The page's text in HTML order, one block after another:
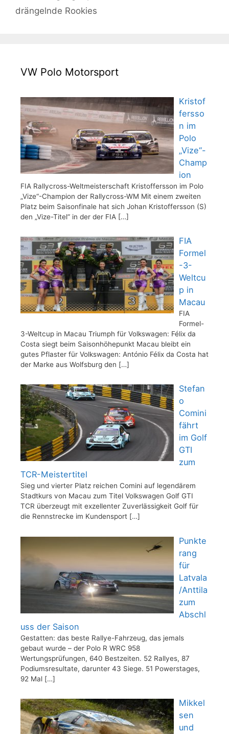
drängelnde Rookies
VW Polo Motorsport
Kristof
fersso
n im
Polo
„Vize“-
Champ
ion
FIA Rallycross-Weltmeisterschaft Kristoffersson im Polo
„Vize“-Champion der Rallycross-WM Mit einem zweiten
Platz beim Saisonfinale hat sich Johan Kristoffersson (S)
den „Vize-Titel“ in der der FIA […]
FIA
Formel
-3-
Weltcu
p in
Macau
FIA
Formel-
3-Weltcup in Macau Triumph für Volkswagen: Félix da
Costa siegt beim Saisonhöhepunkt Macau bleibt ein
gutes Pflaster für Volkswagen: António Félix da Costa hat
der Marke aus Wolfsburg den […]
Stefan
o
Comini
fährt
im Golf
GTI
zum
TCR-Meistertitel
Sieg und vierter Platz reichen Comini auf legendärem
Stadtkurs von Macau zum Titel Volkswagen Golf GTI
TCR überzeugt mit exzellenter Zuverlässigkeit Golf für
die Rennstrecke im Kundensport […]
Punkte
rang
für
Latvala
/Anttila
zum
Abschl
uss der Saison
Gestatten: das beste Rallye-Fahrzeug, das jemals
gebaut wurde – der Polo R WRC 958
Wertungsprüfungen, 640 Bestzeiten. 52 Rallyes, 87
Podiumsresultate, darunter 43 Siege. 51 Powerstages,
92 Mal […]
Mikkel
sen
und